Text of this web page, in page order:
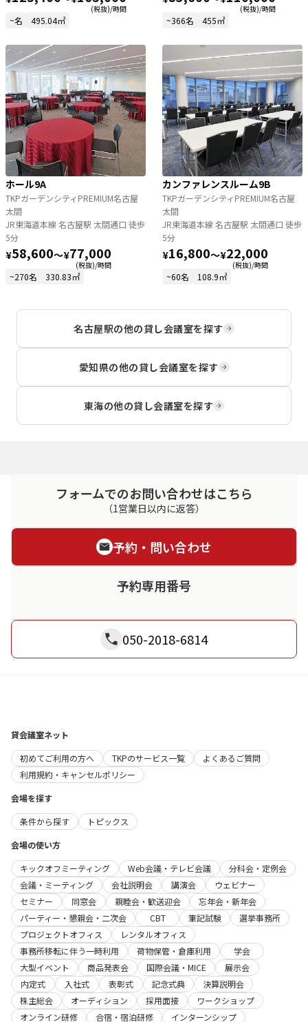
(税抜)/時間
~名 495.04㎡
(税抜)/時間
~366名 455㎡
ホール9A
TKPガーデンシティPREMIUM名古屋
太閤
JR東海道本線 名古屋駅 太閤通口 徒歩
5分
¥58,600〜¥77,000
(税抜)/時間
~270名 330.83㎡
カンファレンスルーム9B
TKPガーデンシティPREMIUM名古屋
太閤
JR東海道本線 名古屋駅 太閤通口 徒歩
5分
¥16,800〜¥22,000
(税抜)/時間
~60名 108.9㎡
名古屋駅の他の貸し会議室を探す
愛知県の他の貸し会議室を探す
東海の他の貸し会議室を探す
フォームでのお問い合わせはこちら
（1営業日以内に返答）
予約・問い合わせ
予約専用番号
050-2018-6814
貸会議室ネット
初めてご利用の方へ
TKPのサービス一覧
よくあるご質問
利用規約・キャンセルポリシー
会場を探す
条件から探す
トピックス
会場の使い方
キックオフミーティング
Web会議・テレビ会議
分科会・定例会
会議・ミーティング
会社説明会 講演会
ウェビナー
セミナー
同窓会 親睦会・歓送迎会
忘年会・新年会
パーティー・懇親会・二次会
CBT 筆記試験
選挙事務所
プロジェクトオフィス
レンタルオフィス
事務所移転に伴う一時利用
荷物保管・倉庫利用
学会
大型イベント
商品発表会 国際会議・MICE
展示会
内定式
入社式 表彰式 記念式典
決算説明会
株主総会
オーディション 採用面接
ワークショップ
オンライン研修
合宿・宿泊研修
インターンシップ